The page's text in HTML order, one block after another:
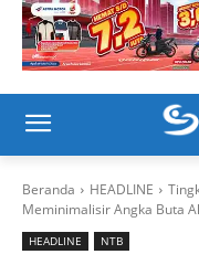
Beranda HEADLINE
Meminimalisir Angka Buta
HEADLINE NTB